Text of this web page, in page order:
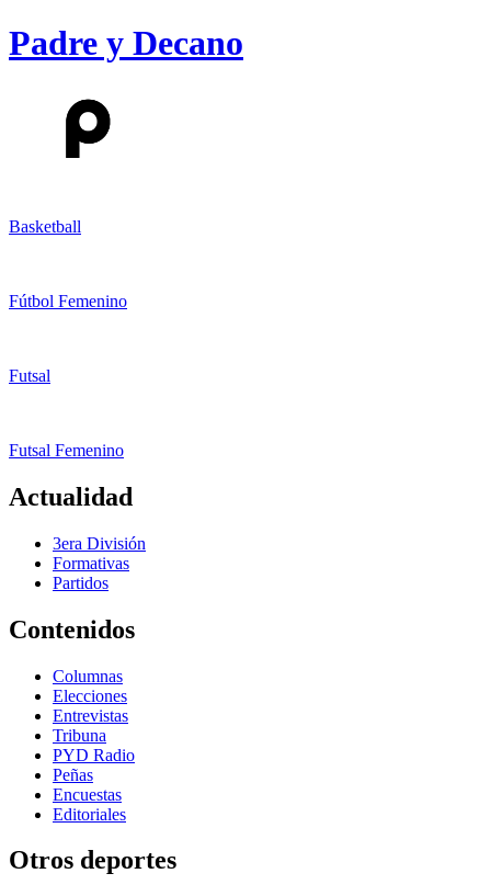
Padre y Decano
Basketball
Fútbol Femenino
Futsal
Futsal Femenino
Actualidad
3era División
Formativas
Partidos
Contenidos
Columnas
Elecciones
Entrevistas
Tribuna
PYD Radio
Peñas
Encuestas
Editoriales
Otros deportes